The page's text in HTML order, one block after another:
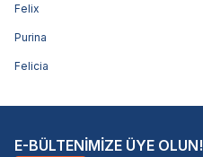
Felix
Purina
Felicia
E-BÜLTENİMİZE ÜYE OLUN!